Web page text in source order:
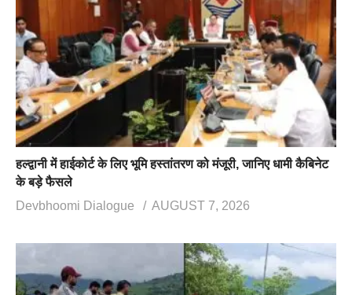
हल्द्वानी में हाईकोर्ट के लिए भूमि हस्तांतरण को मंजूरी, जानिए धामी कैबिनेट
के बड़े फैसले
Devbhoomi Dialogue
AUGUST 7, 2026